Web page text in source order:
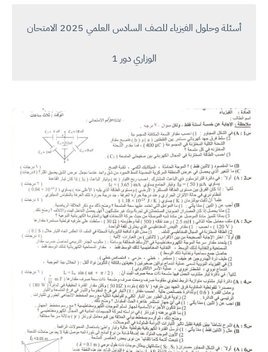
أسئلة وحلول الفيزياء للصف السادس العلمي 2025 الامتحان
الوزاري دور 1